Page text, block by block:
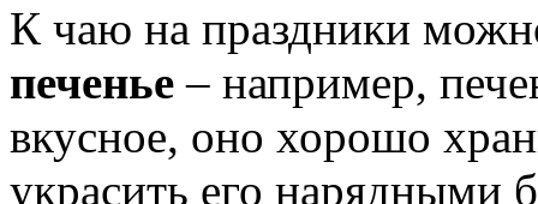
К чаю на праздники
печенье – например,
вкусное, оно хорошо
украсить его